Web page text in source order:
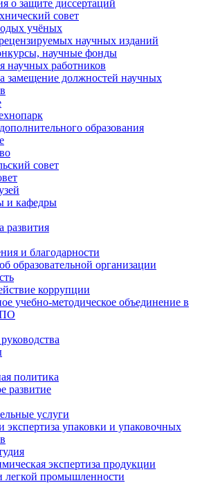
о защите диссертаций
совет
учёных
научных изданий
научные фонды
научных работников
замещение должностей научных
образования
совет
и кафедры
развития
и благодарности
образовательной организации
коррупции
учебно-методическое объединение в
политика
развитие
услуги
экспертиза упаковки и упаковочных
экспертиза продукции
легкой промышленности